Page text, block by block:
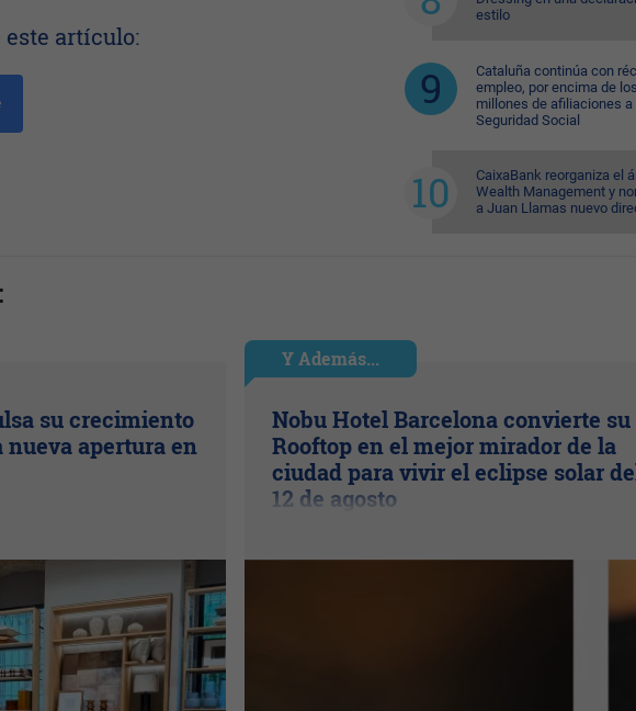
artículo:
estilo
Cataluña continúa con
empleo, por encima de
millones de afiliaciones a
Seguridad Social
CaixaBank reorganiza el
Wealth Management y
a Juan Llamas nuevo
su crecimiento
nueva apertura en
Y Además...
Nobu Hotel Barcelona convierte su
Rooftop en el mejor mirador de la
ciudad para vivir el eclipse solar
12 de agosto